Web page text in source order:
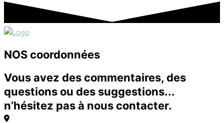
NOS coordonnées
Vous avez des commentaires, des
questions ou des suggestions...
n’hésitez pas à nous contacter.